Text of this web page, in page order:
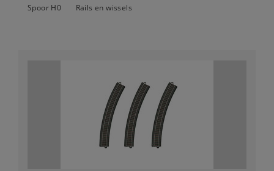
Spoor H0 Rails en wissels